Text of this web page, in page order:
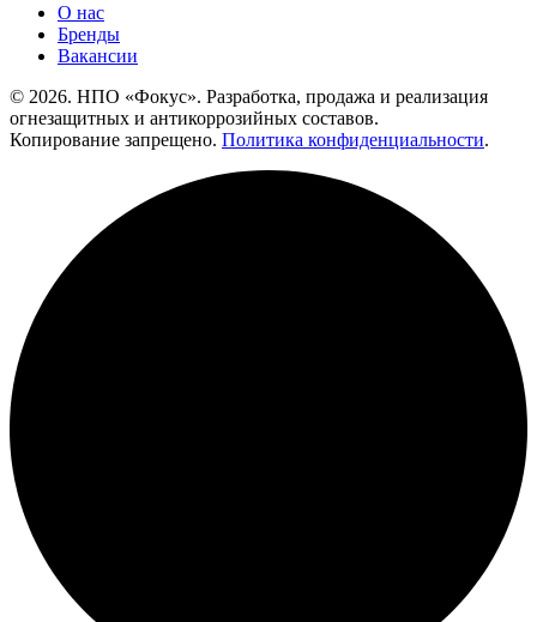
О нас
Бренды
Вакансии
© 2026. НПО «Фокус». Разработка, продажа и реализация
огнезащитных и антикоррозийных составов.
Копирование запрещено. Политика конфиденциальности.